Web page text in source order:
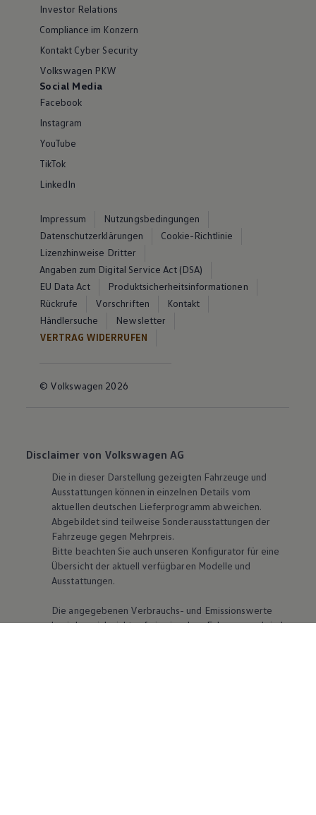
Investor Relations
Compliance im Konzern
Kontakt Cyber Security
Volkswagen PKW
Social Media
Facebook
Instagram
YouTube
TikTok
LinkedIn
Impressum
Nutzungsbedingungen
Datenschutzerklärungen
Cookie-Richtlinie
Lizenzhinweise Dritter
Angaben zum Digital Service Act (DSA)
EU Data Act
Produktsicherheitsinformationen
Rückrufe
Vorschriften
Kontakt
Händlersuche
Newsletter
VERTRAG WIDERRUFEN
© Volkswagen 2026
Disclaimer von Volkswagen AG
Die in dieser Darstellung gezeigten Fahrzeuge und
Ausstattungen können in einzelnen Details vom
aktuellen deutschen Lieferprogramm abweichen.
Abgebildet sind teilweise Sonderausstattungen der
Fahrzeuge gegen Mehrpreis.
Bitte beachten Sie auch unseren Konfigurator für eine
Übersicht der aktuell verfügbaren Modelle und
Ausstattungen.
Die angegebenen Verbrauchs- und Emissionswerte
beziehen sich nicht auf ein einzelnes Fahrzeug und sind